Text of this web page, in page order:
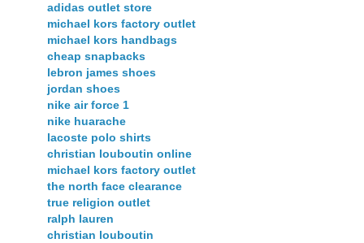
adidas outlet store
michael kors factory outlet
michael kors handbags
cheap snapbacks
lebron james shoes
jordan shoes
nike air force 1
nike huarache
lacoste polo shirts
christian louboutin online
michael kors factory outlet
the north face clearance
true religion outlet
ralph lauren
christian louboutin